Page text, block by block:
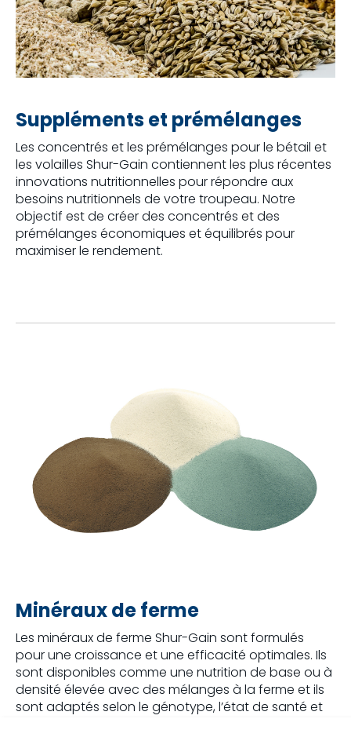
Suppléments et prémélanges
Les concentrés et les prémélanges pour le bétail et
les volailles Shur-Gain contiennent les plus récentes
innovations nutritionnelles pour répondre aux
besoins nutritionnels de votre troupeau. Notre
objectif est de créer des concentrés et des
prémélanges économiques et équilibrés pour
maximiser le rendement.
Minéraux de ferme
Les minéraux de ferme Shur-Gain sont formulés
pour une croissance et une efficacité optimales. Ils
sont disponibles comme une nutrition de base ou à
densité élevée avec des mélanges à la ferme et ils
sont adaptés selon le génotype, l’état de santé et